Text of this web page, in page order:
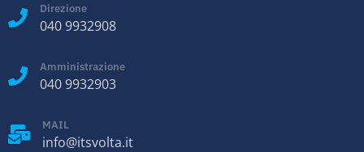
Direzione
040 9932908
Amministrazione
040 9932903
MAIL
info@itsvolta.it